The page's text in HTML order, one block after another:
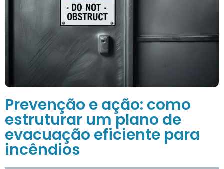
Prevenção e ação: como
estruturar um plano de
evacuação eficiente para
incêndios